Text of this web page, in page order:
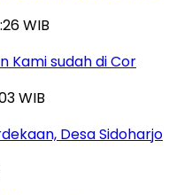
WIB
Kami sudah di Cor
WIB
Desa Sidoharjo